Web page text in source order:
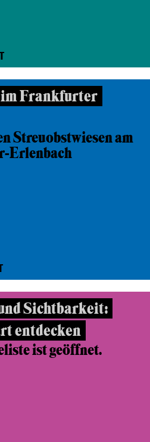
Frankfurter
Streuobstwiesen am
Erlenbach
Sichtbarkeit:
entdecken
ist geöffnet.